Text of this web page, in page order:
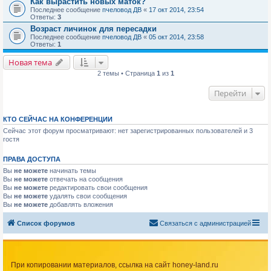
Последнее сообщение пчеловод ДВ « 17 окт 2014, 23:54
Ответы: 3
Возраст личинок для пересадки
Последнее сообщение пчеловод ДВ « 05 окт 2014, 23:58
Ответы: 1
Новая тема
2 темы • Страница 1 из 1
Перейти
КТО СЕЙЧАС НА КОНФЕРЕНЦИИ
Сейчас этот форум просматривают: нет зарегистрированных пользователей и 3
гостя
ПРАВА ДОСТУПА
Вы не можете начинать темы
Вы не можете отвечать на сообщения
Вы не можете редактировать свои сообщения
Вы не можете удалять свои сообщения
Вы не можете добавлять вложения
Список форумов Связаться с администрацией
При копировании материалов, ссылка на сайт honey-land.ru